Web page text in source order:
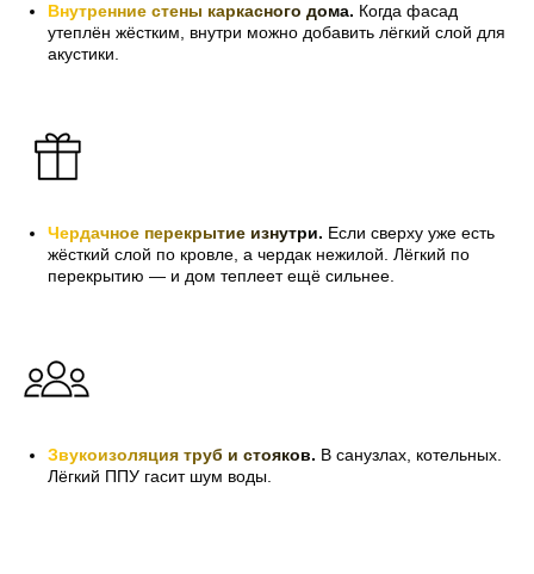
Внутренние стены каркасного дома. Когда фасад
утеплён жёстким, внутри можно добавить лёгкий слой для
акустики.
Чердачное перекрытие изнутри. Если сверху уже есть
жёсткий слой по кровле, а чердак нежилой. Лёгкий по
перекрытию — и дом теплеет ещё сильнее.
Звукоизоляция труб и стояков. В санузлах, котельных.
Лёгкий ППУ гасит шум воды.